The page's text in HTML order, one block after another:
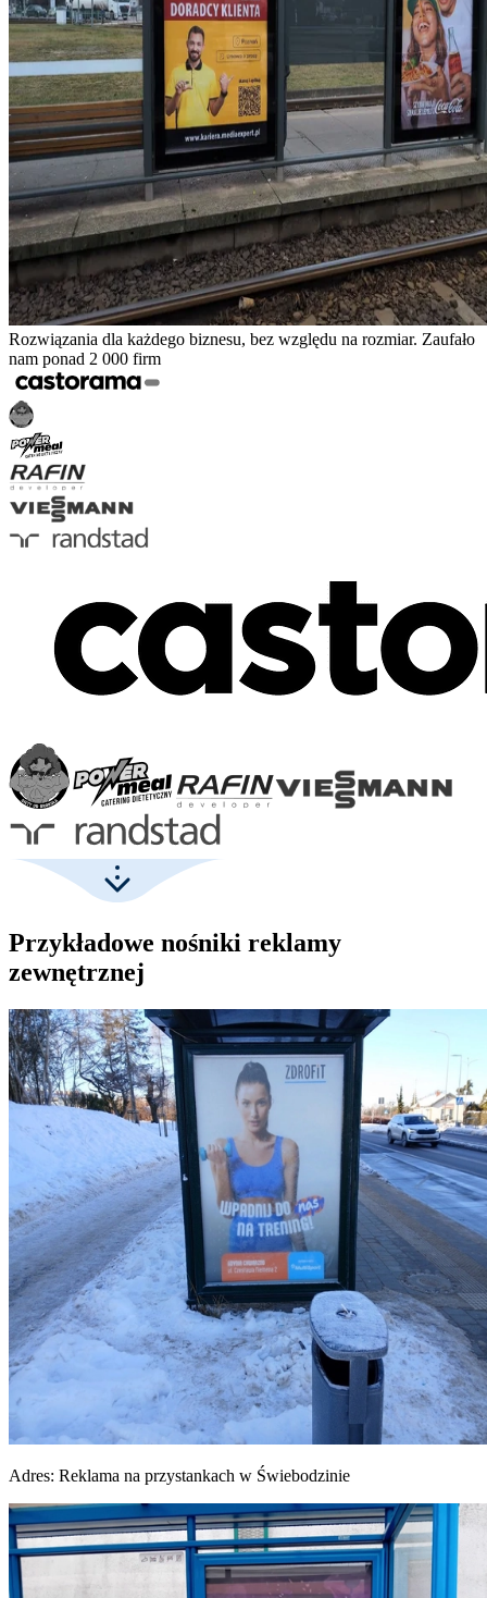
Rozwiązania dla każdego biznesu, bez względu na rozmiar. Zaufało
nam ponad 2 000 firm
Przykładowe nośniki reklamy
zewnętrznej
Adres: Reklama na przystankach w Świebodzinie